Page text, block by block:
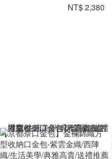
NT$ 2,380
【京都奈口金包】金襴錦織方
型收納口金包-紫雲金織/西陣
織/生活美學/典雅高貴/送禮推薦